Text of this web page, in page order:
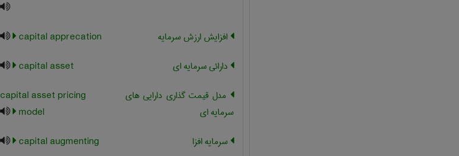
افزایش ارزش سرمایه
capital apprecation
دارائی سرمایه ای
capital asset
مدل قیمت گذاری دارایی های
سرمایه ای
capital asset pricing
model
سرمایه افزا
capital augmenting